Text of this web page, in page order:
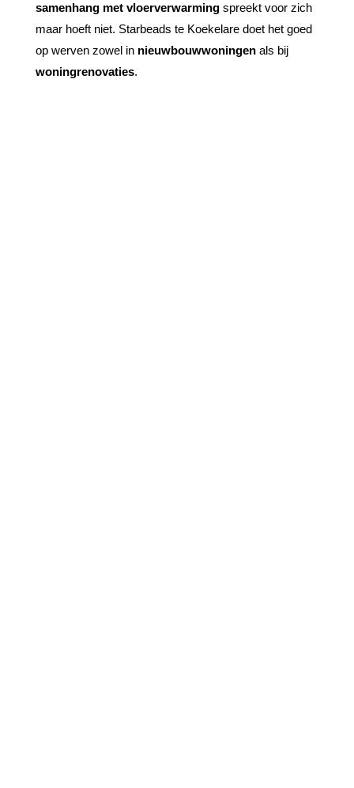
samenhang met vloerverwarmingspreekt voor zich
maar hoeft niet. Starbeads te Koekelare doet het goed
op werven zowel in nieuwbouwwoningenals bij
woningrenovaties.